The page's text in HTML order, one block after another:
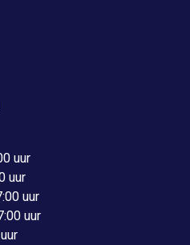
uur
uur
uur
uur